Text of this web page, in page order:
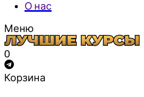
О нас
Меню
0
Корзина